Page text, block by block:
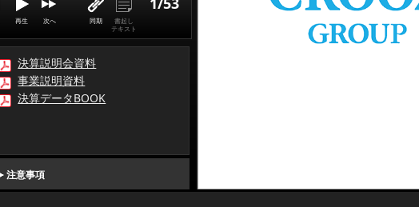
再生 次へ 同期
書起し
テキスト
決算説明会資料
事業説明資料
決算データBOOK
注意事項